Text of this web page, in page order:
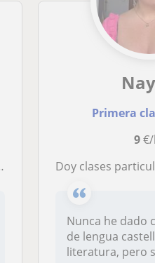
Primera
9
Doy clases particulares de Lengua nivel de ESO aunque
Nunca he dado
de lengua
literatura, pero